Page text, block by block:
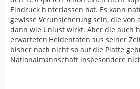
Eindruck hinterlassen hat. Es kann
gewisse Verunsicherung sein, die von
dann wie Unlust wirkt. Aber die auch
erwarteten Heldentaten aus seiner
bisher noch nicht so auf die Platte
Nationalmannschaft insbesondere